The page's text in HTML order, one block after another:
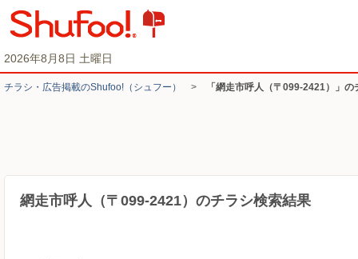
2026年8月8日 土曜日
チラシ・​広告掲載の​Shufoo!​（シュフー） > 「網走市呼人（〒099-2421）」
網走市呼人（〒099-2421）のチラシ検索結果